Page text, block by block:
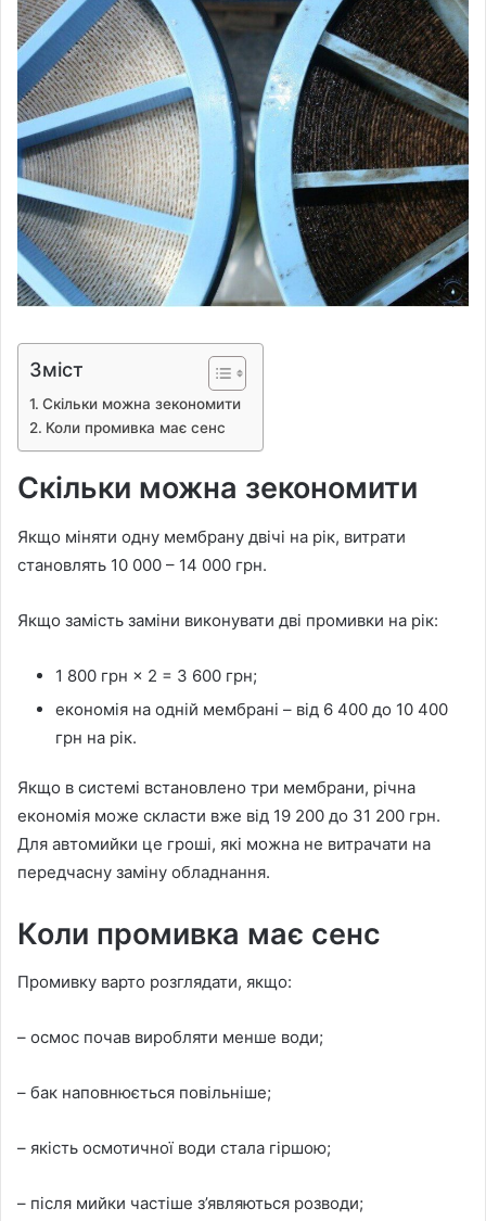
Зміст
Скільки можна зекономити
Коли промивка має сенс
Скільки можна зекономити
Якщо міняти одну мембрану двічі на рік, витрати
становлять 10 000 – 14 000 грн.
Якщо замість заміни виконувати дві промивки на рік:
1 800 грн × 2 = 3 600 грн;
економія на одній мембрані – від 6 400 до 10 400
грн на рік.
Якщо в системі встановлено три мембрани, річна
економія може скласти вже від 19 200 до 31 200 грн.
Для автомийки це гроші, які можна не витрачати на
передчасну заміну обладнання.
Коли промивка має сенс
Промивку варто розглядати, якщо:
– осмос почав виробляти менше води;
– бак наповнюється повільніше;
– якість осмотичної води стала гіршою;
– після мийки частіше з’являються розводи;